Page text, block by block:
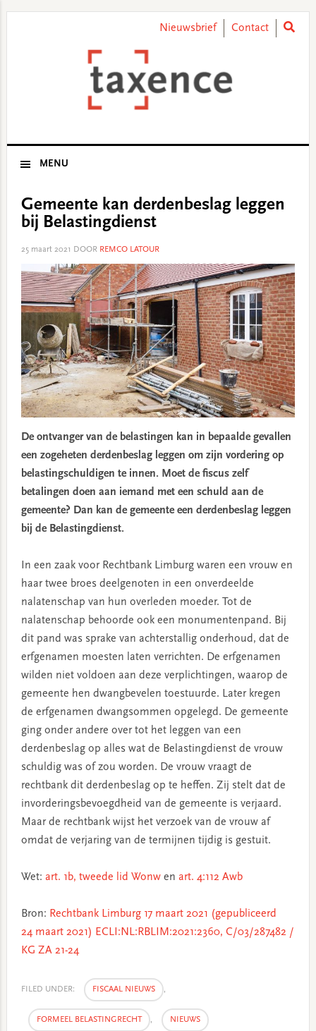
Nieuwsbrief Contact
MENU
Gemeente kan derdenbeslag leggen
bij Belastingdienst
25 maart 2021 DOOR REMCO LATOUR
De ontvanger van de belastingen kan in bepaalde gevallen
een zogeheten derdenbeslag leggen om zijn vordering op
belastingschuldigen te innen. Moet de fiscus zelf
betalingen doen aan iemand met een schuld aan de
gemeente? Dan kan de gemeente een derdenbeslag leggen
bij de Belastingdienst.
In een zaak voor Rechtbank Limburg waren een vrouw en
haar twee broes deelgenoten in een onverdeelde
nalatenschap van hun overleden moeder. Tot de
nalatenschap behoorde ook een monumentenpand. Bij
dit pand was sprake van achterstallig onderhoud, dat de
erfgenamen moesten laten verrichten. De erfgenamen
wilden niet voldoen aan deze verplichtingen, waarop de
gemeente hen dwangbevelen toestuurde. Later kregen
de erfgenamen dwangsommen opgelegd. De gemeente
ging onder andere over tot het leggen van een
derdenbeslag op alles wat de Belastingdienst de vrouw
schuldig was of zou worden. De vrouw vraagt de
rechtbank dit derdenbeslag op te heffen. Zij stelt dat de
invorderingsbevoegdheid van de gemeente is verjaard.
Maar de rechtbank wijst het verzoek van de vrouw af
omdat de verjaring van de termijnen tijdig is gestuit.
Wet: art. 1b, tweede lid Wonwen art. 4:112 Awb
Bron: Rechtbank Limburg 17 maart 2021 (gepubliceerd
24 maart 2021) ECLI:NL:RBLIM:2021:2360, C/03/287482 /
KG ZA 21-24
FILED UNDER: FISCAAL NIEUWS ,
FORMEEL BELASTINGRECHT , NIEUWS